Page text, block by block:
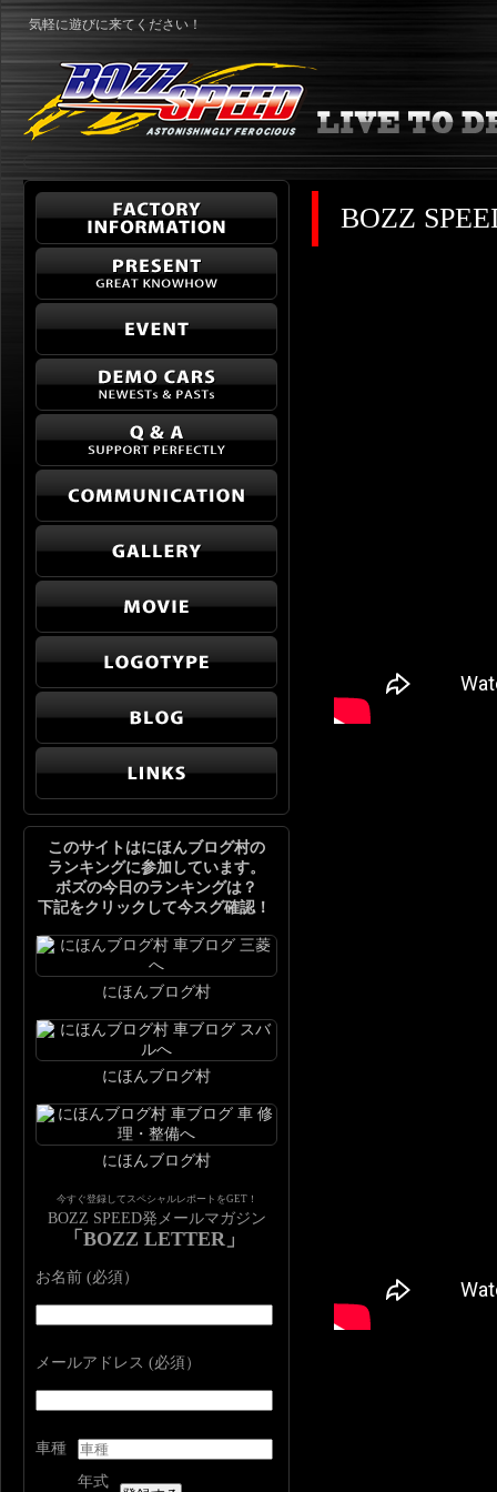
気軽に遊びに来てください！
BOZZ
このサイトはにほんブログ村の
ランキングに参加しています。
ボズの今日のランキングは？
下記をクリックして今スグ確認！
にほんブログ村
にほんブログ村
にほんブログ村
今すぐ登録してスペシャルレポートをGET！
BOZZ SPEED発メールマガジン
「BOZZ LETTER」
お名前 (必須）
メールアドレス (必須）
車種
年式